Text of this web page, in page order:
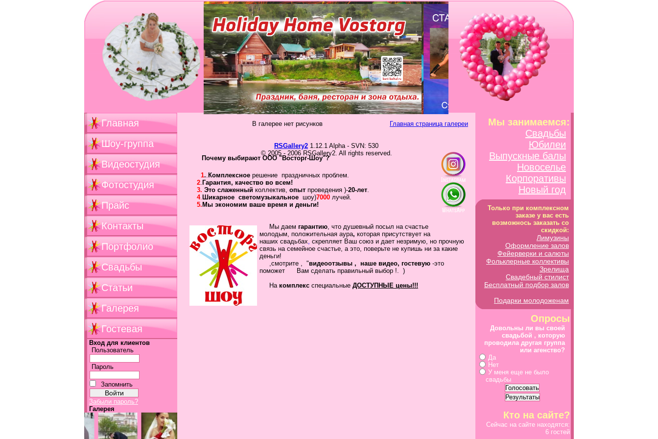
Главная
Шоу-группа
Видеостудия
Фотостудия
Прайс
Контакты
Портфолио
Свадьбы
Статьи
Галерея
Гостевая
Вход для клиентов
Пользователь
Пароль
Запомнить
Забыли пароль?
Галерея
Главная страница галереи
В галерее нет рисунков
RSGallery2 1.12.1 Alpha - SVN: 530
© 2005 - 2006 RSGallery2. All rights reserved.
Почему выбирают ООО "Восторг-Шоу"?
1.. Комплексное решение праздничных проблем.
2. Гарантия, качество во всем!
3. Это слаженный коллектив, опыт проведения )-20-лет.
4. Шикарное светомузыкальное шоу)7000 лучей.
5. Мы экономим ваше время и деньги!
Мы даем гарантию, что душевный посыл на счастье
молодым, положительная аура, которая присутствует на
наших свадьбах, скрепляет Ваш союз и дает незримую, но прочную
связь на семейное счастье, а это, поверьте не купишь ни за какие
деньги!
,смотрите , "видеоотзывы , наше видео, гостевую -это
поможет Вам сделать правильный выбор !. )
Накомплекс специальные ДОСТУПНЫЕ цены!!!
Мы занимаемся:
Свадьбы
Юбилеи
Выпускные балы
Новоселье
Корпоративы
Новый год
Только при комплексном
заказе у вас есть
возможнось заказать со
скидкой:
Лимузины
Оформление залов
Фейерверки и салюты
Фольклерные коллективы
Зрелища
Свадебный стилист
Бесплатный подбор залов
Подарки молодоженам
Опросы
Довольны ли вы своей
свадьбой , которую
проводила другая группа
или агенство?
Да
Нет
У меня еще не было
свадьбы
Кто на сайте?
Сейчас на сайте находятся:
6 гостей